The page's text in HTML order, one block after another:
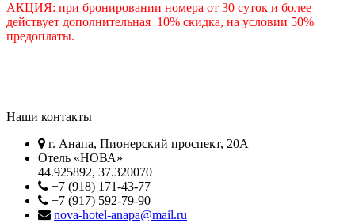
АКЦИЯ: при бронировании номера от 30 суток и более
действует дополнительная 10% скидка, на условии 50%
предоплаты.
Наши контакты
г. Анапа, Пионерский проспект, 20А
Отель «НОВА»
44.925892, 37.320070
+7 (918) 171-43-77
+7 (917) 592-79-90
nova-hotel-anapa@mail.ru